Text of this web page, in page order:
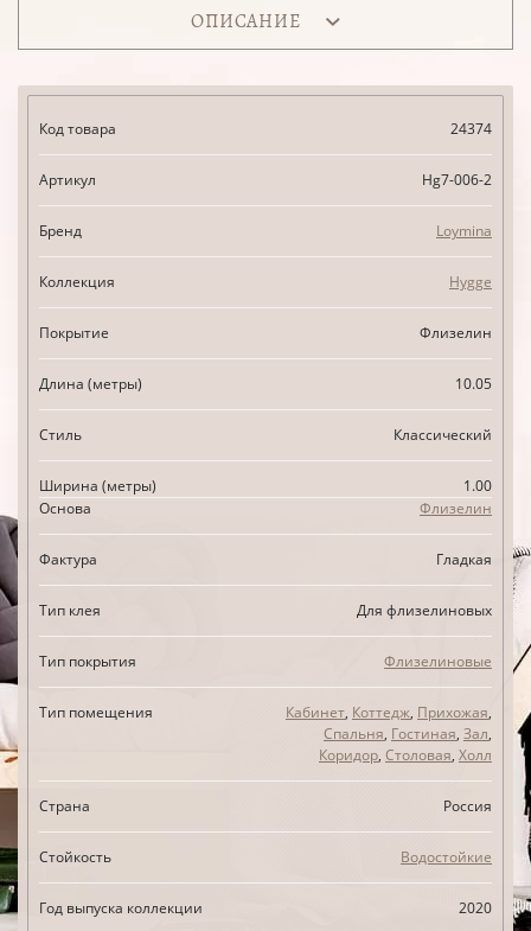
ОПИСАНИЕ
Код товара 24374
Артикул Hg7-006-2
Бренд Loymina
Коллекция Hygge
Покрытие Флизелин
Длина (метры) 10.05
Стиль Классический
Ширина (метры)
1.00
Основа
Флизелин
Фактура Гладкая
Тип клея Для флизелиновых
Тип покрытия Флизелиновые
Тип помещения Кабинет, Коттедж, Прихожая,
Спальня, Гостиная, Зал,
Коридор, Столовая, Холл
Страна Россия
Стойкость Водостойкие
Год выпуска коллекции 2020